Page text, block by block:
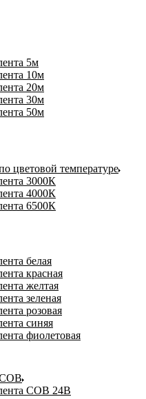
5м
10м
20м
30м
50м
цветовой температуре
3000К
4000К
6500К
белая
красная
желтая
зеленая
розовая
синяя
фиолетовая
COB 24В